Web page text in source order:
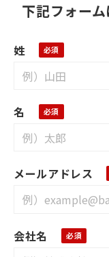
下記フォー
姓
名
メールアドレス
会社名